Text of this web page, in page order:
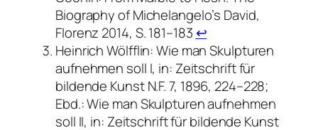
Biography of Michelangelo’s David,
Florenz 2014, S. 181–183 ↩︎
Heinrich Wölfflin: Wie man Skulpturen
aufnehmen soll I, in: Zeitschrift für
bildende Kunst N.F. 7, 1896, 224–228;
Ebd.: Wie man Skulpturen aufnehmen
soll II, in: Zeitschrift für bildende Kunst